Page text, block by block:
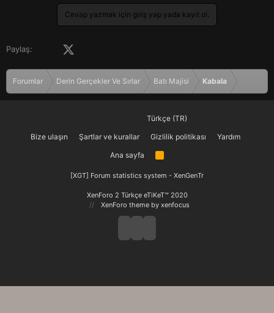
Cevap yazmak için giriş yap yada kayıt ol.
Paylaş: Facebook
Forumlar Derin Gerçekler Ve Sırlar Batı Majisi Kabala
Türkçe (TR)
Bize ulaşın
Şartlar ve kurallar Gizlilik politikası
Yardım
Ana sayfa
R
[XGT] Forum statistics system - XenGenTr
XenForo 2 Türkçe eTiKeT™ 2020
XenForo theme by xenfocus